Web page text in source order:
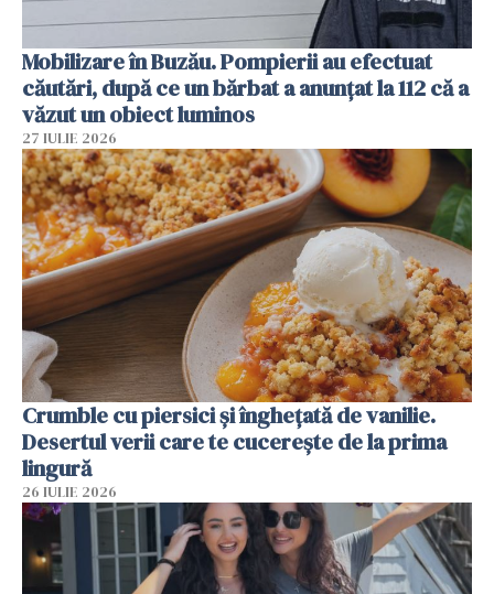
Mobilizare în Buzău. Pompierii au efectuat
căutări, după ce un bărbat a anunțat la 112 că a
văzut un obiect luminos
27 IULIE 2026
Crumble cu piersici și înghețată de vanilie.
Desertul verii care te cucerește de la prima
lingură
26 IULIE 2026